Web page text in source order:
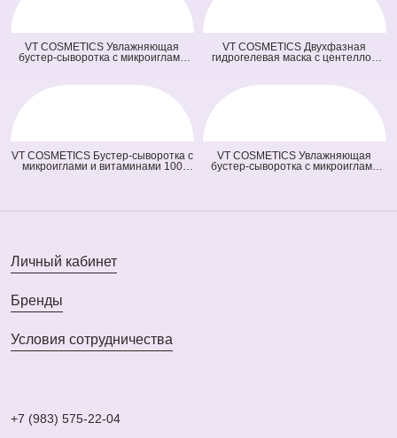
VT COSMETICS Увлажняющая
бустер-сыворотка с микроиглами
VT COSMETICS Двухфазная
гидрогелевая маска с центеллой
гр)
VT COSMETICS Бустер-сыворотка с
микроиглами и витаминами 100
VT COSMETICS Увлажняющая
бустер-сыворотка с микроиглами
Личный кабинет
Бренды
Условия сотрудничества
+7 (983) 575-22-04